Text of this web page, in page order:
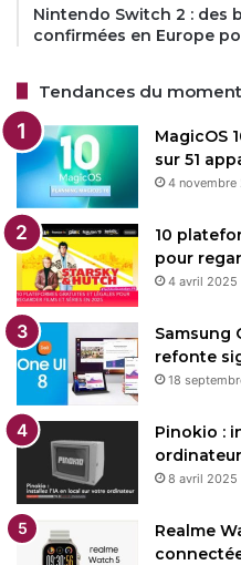
Nintendo Switch 2 : des
confirmées en Europe
Tendances du moment
MagicOS
sur 51
4 novembre
10
pour
4 avril 2025
Samsung
refonte
18
Pinokio :
ordinateur
8 avril 2025
Realme